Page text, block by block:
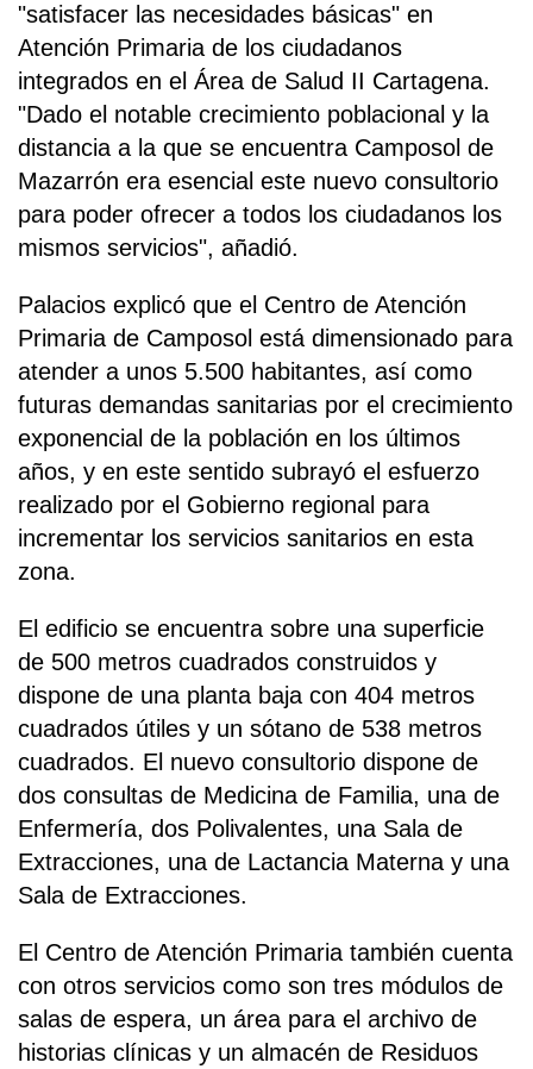
"satisfacer las necesidades básicas" en
Atención Primaria de los ciudadanos
integrados en el Área de Salud II Cartagena.
"Dado el notable crecimiento poblacional y la
distancia a la que se encuentra Camposol de
Mazarrón era esencial este nuevo consultorio
para poder ofrecer a todos los ciudadanos los
mismos servicios", añadió.
Palacios explicó que el Centro de Atención
Primaria de Camposol está dimensionado para
atender a unos 5.500 habitantes, así como
futuras demandas sanitarias por el crecimiento
exponencial de la población en los últimos
años, y en este sentido subrayó el esfuerzo
realizado por el Gobierno regional para
incrementar los servicios sanitarios en esta
zona.
El edificio se encuentra sobre una superficie
de 500 metros cuadrados construidos y
dispone de una planta baja con 404 metros
cuadrados útiles y un sótano de 538 metros
cuadrados. El nuevo consultorio dispone de
dos consultas de Medicina de Familia, una de
Enfermería, dos Polivalentes, una Sala de
Extracciones, una de Lactancia Materna y una
Sala de Extracciones.
El Centro de Atención Primaria también cuenta
con otros servicios como son tres módulos de
salas de espera, un área para el archivo de
historias clínicas y un almacén de Residuos